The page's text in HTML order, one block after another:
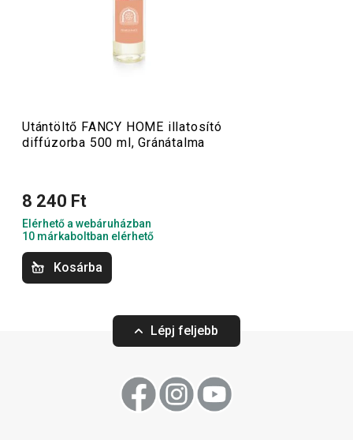
rendben tartásáhozszükséges tárolódobozokról és
rendszerezőkről vagy a
jó helyen jársz. Azotthon illatáról
aromalámpák
Háztartási gépek
Tálalás
Utántöltő FANCY HOME illatosító
diffúzorba 500 ml, Gránátalma
8 240 Ft
Elérhető a webáruházban
10 márkaboltban elérhető
Kosárba
Lépj feljebb